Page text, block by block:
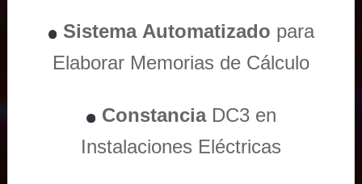
Sistema Automatizado para
Elaborar Memorias de Cálculo
ConstanciaDC3 en
Instalaciones Eléctricas